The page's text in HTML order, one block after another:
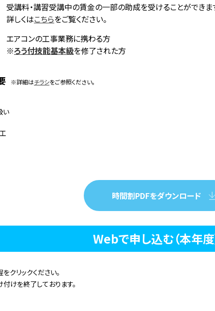
受講料・講習受講中の賃金の一部の助成を受けることができま
詳しくはこちらをご覧ください。
エアコンの工事業務に携わる方
※ろう付技能基本級を修了された方
※詳細はチラシをご参照ください。
い
時間割PDFをダウンロード
Webで申し込む（本年度
クリックください。
けを終了しております。